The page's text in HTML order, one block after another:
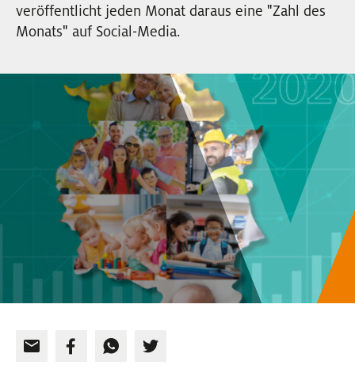
EVENTS
NEWSLETTER
veröffentlicht jeden Monat daraus eine "Zahl des
Monats" auf Social-Media.